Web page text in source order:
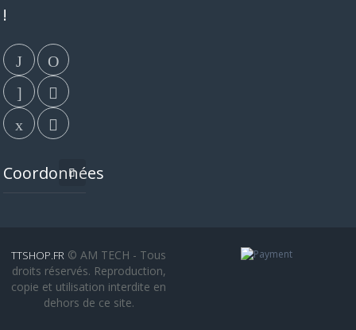
!
Coordonnées
TTSHOP.FR © AM TECH - Tous
droits réservés. Reproduction,
copie et utilisation interdite en
dehors de ce site.